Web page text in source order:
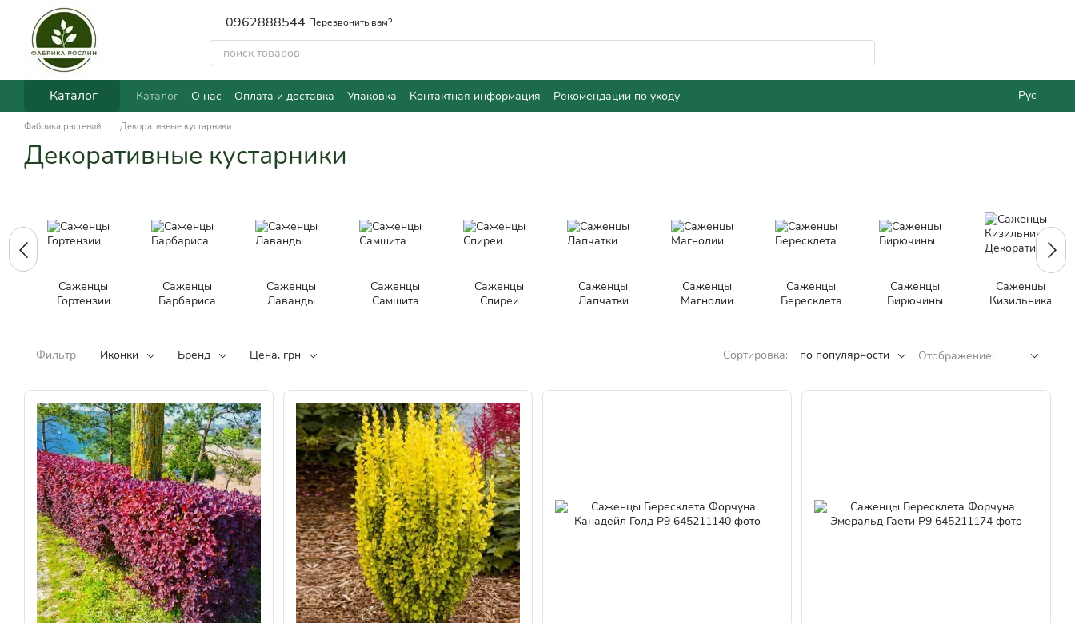
Перейти к основному контенту
0962888544 Перезвонить вам?
Каталог Каталог О нас Оплата и доставка Упаковка Контактная информация Рекомендации по уходу Рус
Фабрика растений Декоративные кустарники
Декоративные кустарники
Саженцы
Гортензии
Саженцы
Барбариса
Саженцы
Лаванды
Саженцы
Самшита
Саженцы
Спиреи
Саженцы
Лапчатки
Саженцы
Магнолии
Саженцы
Бересклета
Саженцы
Бирючины
Саженцы
Кизильника
Фильтр Иконки Бренд Цена, грн Сортировка: по популярности Отображение: